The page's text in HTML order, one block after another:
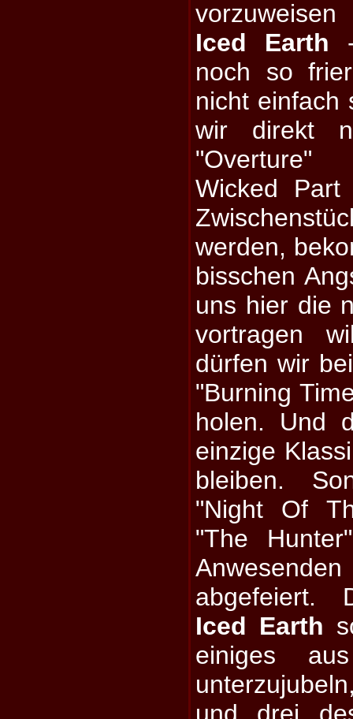
Iced Earth
noch so
nicht einfach
wir direkt
"Overture"
Wicked
werden,
bisschen
uns hier die
vortragen
dürfen wir
"Burning
holen. Und
einzige
bleiben.
"Night Of
"The
abgefeiert.
Iced Earth
einiges
und drei